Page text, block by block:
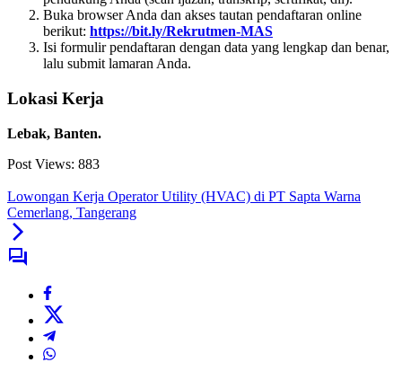
Buka browser Anda dan akses tautan pendaftaran online
berikut: https://bit.ly/Rekrutmen-MAS
Isi formulir pendaftaran dengan data yang lengkap dan benar,
lalu submit lamaran Anda.
Lokasi Kerja
Lebak, Banten.
Post Views: 883
Lowongan Kerja Operator Utility (HVAC) di PT Sapta Warna
Cemerlang, Tangerang